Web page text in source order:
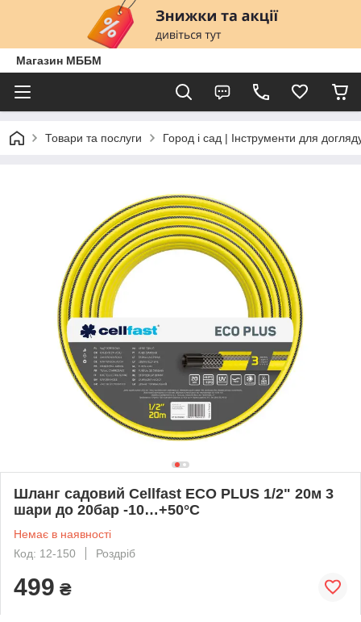
Магазин МББМ
Товари та послуги Город і сад | Інструменти для
Шланг садовий Cellfast ECO PLUS 1/2" 20м 3
шари до 20бар -10…+50°C
Немає в наявності
Код: 12-150
Роздріб
499 ₴